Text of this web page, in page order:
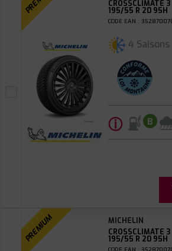
CROSSCLIMATE 3
195/55 R 20 95H
CODE EAN :
4 Saisons
ⓘ B
PREMIUM
MICHELIN
CROSSCLIMATE 3
195/55 R 20 95H